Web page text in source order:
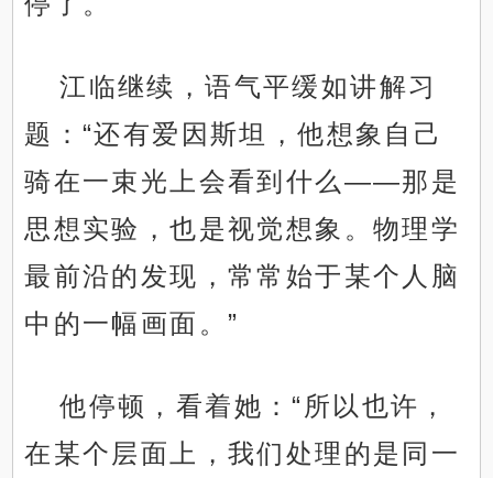
江临继续，语气平缓如讲解习
题：“还有爱因斯坦，他想象自己
骑在一束光上会看到什么——那是
思想实验，也是视觉想象。物理学
最前沿的发现，常常始于某个人脑
中的一幅画面。”
他停顿，看着她：“所以也许，
在某个层面上，我们处理的是同一